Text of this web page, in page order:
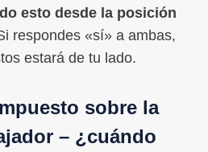
esto desde la posición
respondes «sí» a ambas,
estará de tu lado.
sobre la
– ¿cuándo